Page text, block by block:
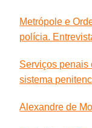
Metrópole e
polícia.
Serviços penais
sistema
Alexandre de